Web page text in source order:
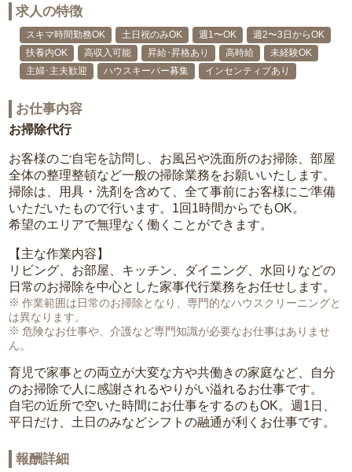
求人の特徴
スキマ時間勤務OK 土日祝のみOK 週1〜OK
週2〜3日からOK
扶養内OK
高収入可能 昇給･昇格あり 高時給
未経験OK
主婦･主夫歓迎
ハウスキーパー募集 インセンティブあり
お仕事内容
お掃除代行
お客様のご自宅を訪問し、お風呂や洗面所のお掃除、部屋
全体の整理整頓など一般の掃除業務をお願いいたします。
掃除は、用具・洗剤を含めて、全て事前にお客様にご準備
いただいたもので行います。1回1時間からでもOK。
希望のエリアで無理なく働くことができます。
【主な作業内容】
リビング、お部屋、キッチン、ダイニング、水回りなどの
日常のお掃除を中心とした家事代行業務をお任せします。
作業範囲は日常のお掃除となり、専門的なハウスクリーニングと
は異なります。
危険なお仕事や、介護など専門知識が必要なお仕事はありませ
ん。
育児で家事との両立が大変な方や共働きの家庭など、自分
のお掃除で人に感謝されるやりがい溢れるお仕事です。
自宅の近所で空いた時間にお仕事をするのもOK。週1日、
平日だけ、土日のみなどシフトの融通が利くお仕事です。
報酬詳細